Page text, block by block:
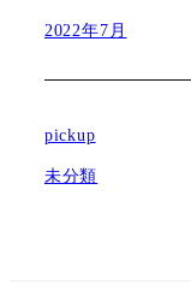
2022年7月
pickup
未分類